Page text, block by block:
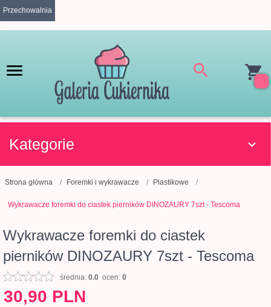
Przechowalnia
Kategorie
Strona główna Foremki i wykrawacze Plastikowe
Wykrawacze foremki do ciastek pierników DINOZAURY 7szt - Tescoma
Wykrawacze foremki do ciastek
pierników DINOZAURY 7szt - Tescoma
średnia: 0.0 ocen: 0
30,90 PLN